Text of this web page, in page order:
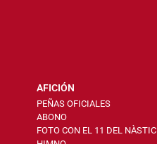
AFICIÓN
PEÑAS OFICIALES
ABONO
FOTO CON EL 11 DEL NÀSTIC